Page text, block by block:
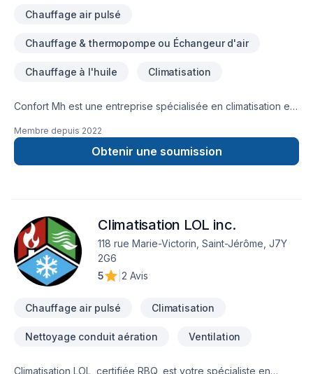
Chauffage air pulsé
Chauffage & thermopompe ou Échangeur d'air
Chauffage à l'huile Climatisation
Confort Mh est une entreprise spécialisée en climatisation et
diversifiée de produits adaptés à vos besoins. Nous
jouissons d'une bonne réputation irréprochable depuis plus
de 10 ans et nous sommes fiers d'offrir un service de qualité
Membre depuis 2022
Obtenir une soumission
Climatisation LOL inc.
118 rue Marie-Victorin, Saint-Jérôme, J7Y
2G6
5
2 Avis
Chauffage air pulsé Climatisation
Nettoyage conduit aération Ventilation
Climatisation LOL, certifiée RBQ, est votre spécialiste en